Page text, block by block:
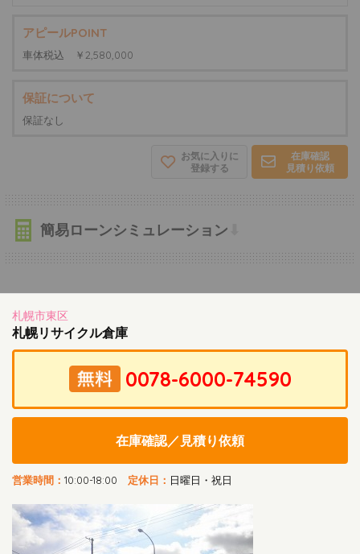
アピールPOINT
車体税込 ￥2,580,000
保証について
保証なし
在庫確認
見積り依頼
お気に入りに
登録する
簡易ローンシミュレーション
札幌市東区
札幌リサイクル倉庫
在庫確認／見積り依頼
営業時間： 10:00-18:00 定休日： 日曜日・祝日